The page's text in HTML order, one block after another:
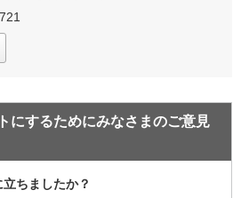
にするためにみなさまのご意見
ちましたか？